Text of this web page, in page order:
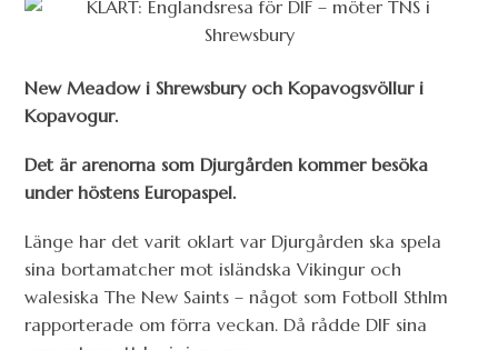
New Meadow i Shrewsbury och Kopavogsvöllur i
Kopavogur.
Det är arenorna som Djurgården kommer besöka
under höstens Europaspel.
Länge har det varit oklart var Djurgården ska spela
sina bortamatcher mot isländska Vikingur och
walesiska The New Saints – något som Fotboll Sthlm
rapporterade om förra veckan. Då rådde DIF sina